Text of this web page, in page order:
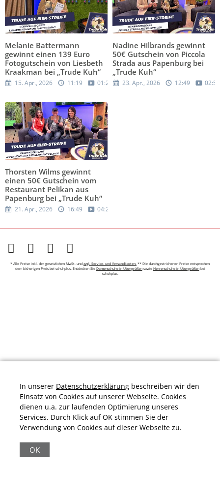
Melanie Battermann
gewinnt einen 139 Euro
Fotogutschein von Liesbeth
Kraakman bei „Trude Kuh“
15. Apr., 2026 11:19 01:28
Nadine Hilbrands gewinnt
50€ Gutschein von Piccola
Strada aus Papenburg bei
„Trude Kuh“
23. Apr., 2026 12:49 02:52
Thorsten Wilms gewinnt
einen 50€ Gutschein vom
Restaurant Pelikan aus
Papenburg bei „Trude Kuh“
21. Apr., 2026 16:49 04:27
* Alle Preise inkl. der gesetzlichen MwSt. und zzgl. Service- und Versandkosten. ** Die durchgestrichenen Preise entsprechen
dem bisherigen Preis bei schuhplus. Entdecken Sie Damenschuhe in Übergrößensowie Herrenschuhe in Übergrößenbei
schuhplus.
|
Bewertungsgrundlage des Anbieters: 13 Verkaufs- und 32
In unserer Datenschutzerklärung beschreiben wir den
Einsatz von Cookies auf unserer Webseite. Cookies
dienen u.a. zur laufenden Optimierung unseres
Services. Durch Klick auf OK stimmen Sie der
Verwendung von Cookies auf dieser Webseite zu.
OK